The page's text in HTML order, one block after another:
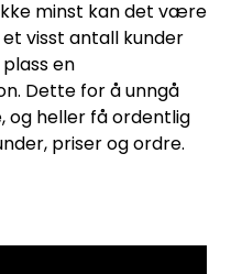
minst kan det være
visst antall kunder
en
Dette for å unngå
og heller få ordentlig
priser og ordre.